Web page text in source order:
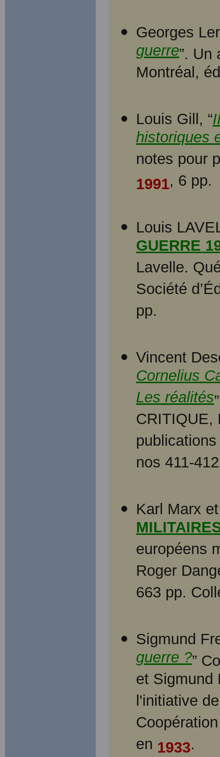
Georges
guerre”.
Montréal,
Louis Gill, “
historiques
notes pour
1991, 6 pp.
Louis
GUERRE
Lavelle.
Société
pp.
Vincent
Cornelius
Les réalités
CRITIQUE,
nos 411-
Karl Marx
européens
Roger
663 pp.
Sigmund
guerre ?”
et Sigmund
l'initiative
en 1933.